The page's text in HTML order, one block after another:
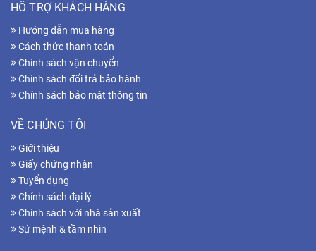
HỖ TRỢ KHÁCH HÀNG
Hướng dẫn mua hàng
Cách thức thanh toán
Chính sách vận chuyển
Chính sách đổi trả bảo hành
Chính sách bảo mật thông tin
VỀ CHÚNG TÔI
Giới thiệu
Giấy chứng nhận
Tuyển dụng
Chính sách đại lý
Chính sách với nhà sản xuất
Sứ mệnh & tầm nhìn